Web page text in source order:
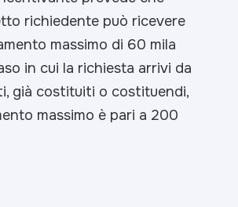
richiedente può ricevere
massimo di 60 mila
in cui la richiesta arrivi da
già costituiti o costituendi,
massimo è pari a 200